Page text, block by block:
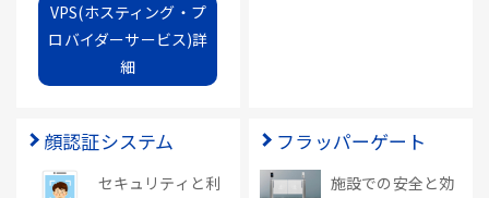
VPS(ホスティング・プ
ロバイダーサービス)詳
細
顔認証システム
セキュリティと利
フラッパーゲート
施設での安全と効